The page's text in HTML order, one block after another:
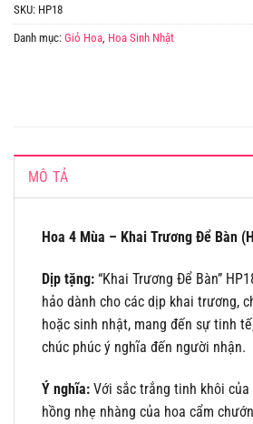
SKU: HP18
Danh mục: Giỏ Hoa Hoa Sinh Nhật
MÔ TẢ
Hoa 4 Mùa – Khai Trương Để Bàn
Dịp tặng: “Khai Trương Để Bàn”
hảo dành cho các dịp khai trương,
hoặc sinh nhật, mang đến sự tinh
chúc phúc ý nghĩa đến người nhận.
Ý nghĩa: Với sắc trắng tinh khôi của
hồng nhẹ nhàng của hoa cẩm